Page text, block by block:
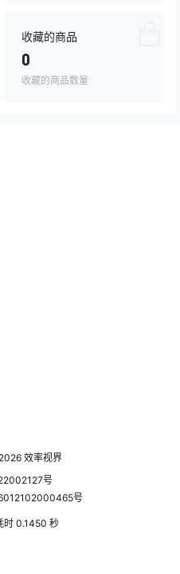
收藏的商品
0
收藏的商品数量
效率视界
号
号
时 0.1450 秒